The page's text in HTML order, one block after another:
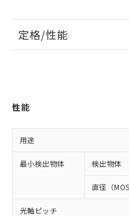
定格/性能
性能
用途
最小検出物体 検出物体
直径（MOS
光軸ピッチ